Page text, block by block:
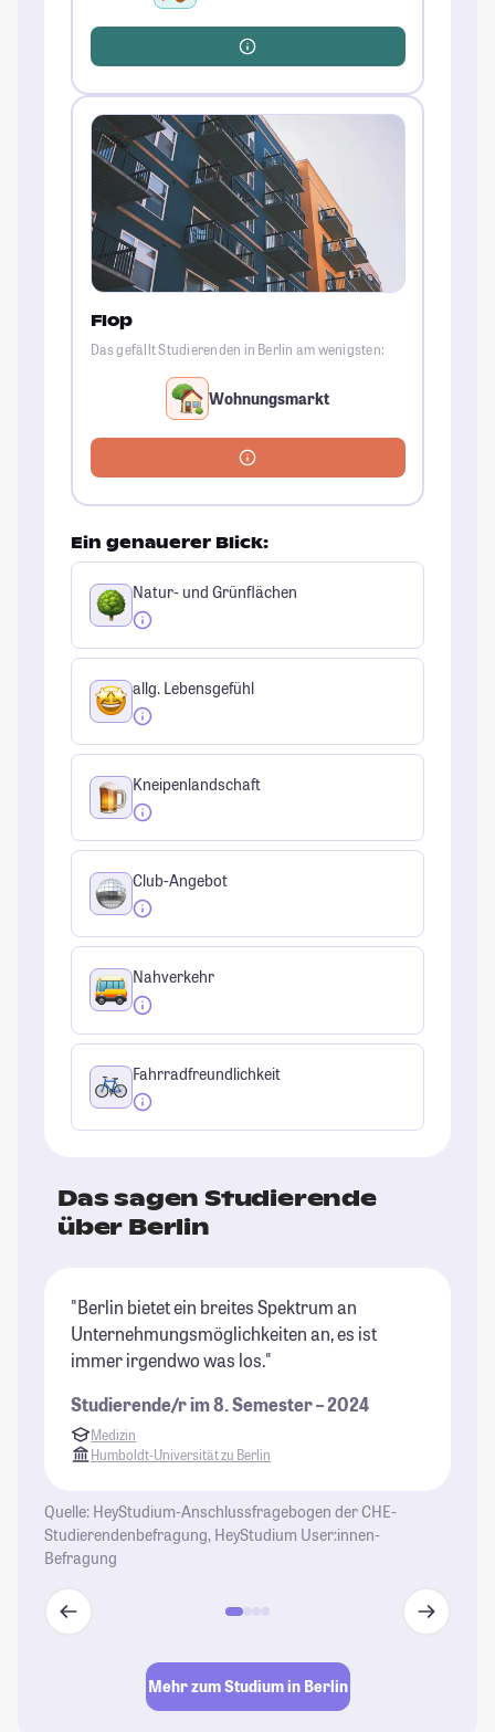
Flop
Das gefällt Studierenden in Berlin am wenigsten:
Wohnungsmarkt
Ein genauerer Blick:
Natur- und Grünflächen
allg. Lebensgefühl
Kneipenlandschaft
Club-Angebot
Nahverkehr
Fahrradfreundlichkeit
Das sagen Studierende
über Berlin
"Berlin bietet ein breites Spektrum an
Unternehmungsmöglichkeiten an, es ist
immer irgendwo was los."
Studierende/r im 8. Semester – 2024
Medizin
Humboldt-Universität zu Berlin
Quelle: HeyStudium-Anschlussfragebogen der CHE-
Studierendenbefragung, HeyStudium User:innen-
Befragung
Mehr zum Studium in Berlin